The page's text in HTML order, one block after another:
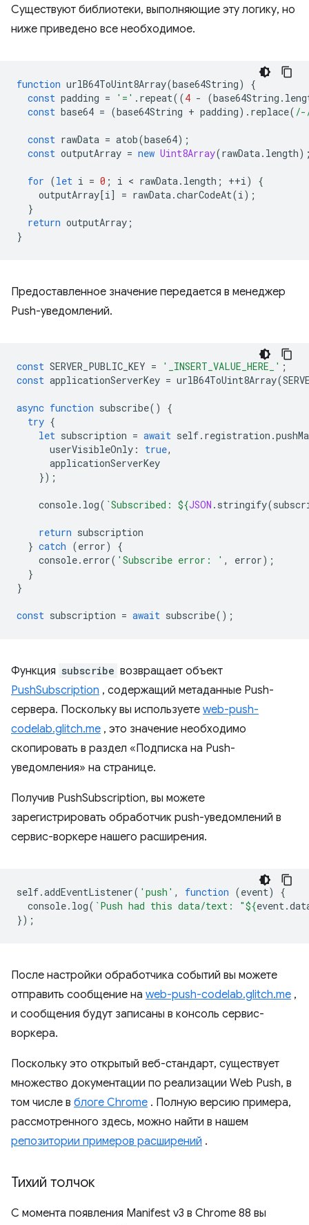
Существуют библиотеки, выполняющие эту логику, но
ниже приведено все необходимое.
function urlB64ToUint8Array(base64String)
{
const padding = '=' . repeat((4 - (base64String .
const base64 = (base64String + padding). replace(
const rawData = atob(base64);
const outputArray = new Uint8Array(rawData. length
for (let i = 0 ; i < rawData. length ; ++i)
{
outputArray[i] = rawData.charCodeAt(i);
}
return outputArray ;
}
Предоставленное значение передается в менеджер
Push-уведомлений.
const SERVER_PUBLIC_KEY = '_INSERT_VALUE_HERE_' ;
const applicationServerKey = urlB64ToUint8Array(
async function subscribe()
{
try {
let subscription = await self. registration .
userVisibleOnly : true,
applicationServerKey
});
console. log( `Subscribed: ${JSON . stringify(
return subscription
} catch (error)
{
console. error( 'Subscribe error: ' , error);
}
}
const subscription = await subscribe();
Функция subscribe возвращает объект
PushSubscription , содержащий метаданные Push-
сервера. Поскольку вы используете web-push-
codelab.glitch.me , это значение необходимо
скопировать в раздел «Подписка на Push-
уведомления» на странице.
Получив PushSubscription, вы можете
зарегистрировать обработчик push-уведомлений в
сервис-воркере нашего расширения.
self.addEventListener( 'push' , function (event)
{
console. log( `Push had this data/text: "${event.
});
После настройки обработчика событий вы можете
отправить сообщение на web-push-codelab.glitch.me ,
и сообщения будут записаны в консоль сервис-
воркера.
Поскольку это открытый веб-стандарт, существует
множество документации по реализации Web Push, в
том числе в блоге Chrome . Полную версию примера,
рассмотренного здесь, можно найти в нашем
репозитории примеров расширений .
Тихий толчок
С момента появления Manifest v3 в Chrome 88 вы